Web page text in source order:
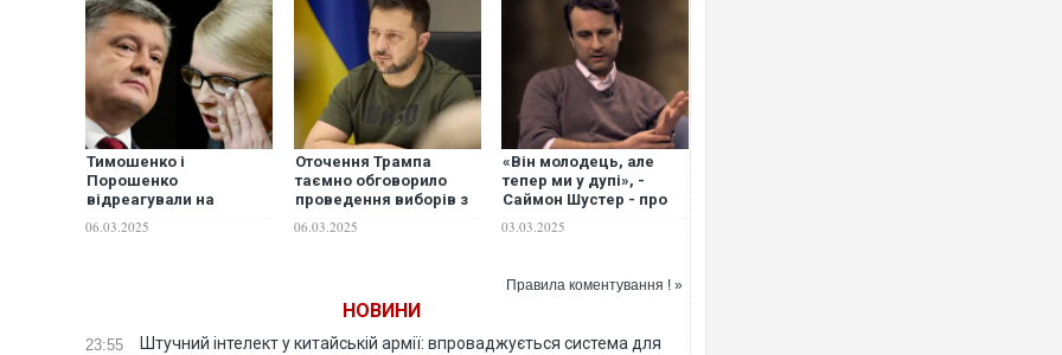
Тимошенко і
Порошенко
відреагували на
таємні переговори з
06.03.2025
Оточення Трампа
таємно обговорило
проведення виборів з
Зеленського, – Politico
06.03.2025
«Він молодець, але
тепер ми у дупі», -
Саймон Шустер - про
ЗСУ на сварку
03.03.2025
Правила коментування ! »
НОВИНИ
23:55
Штучний інтелект у китайській армії: впроваджується система для